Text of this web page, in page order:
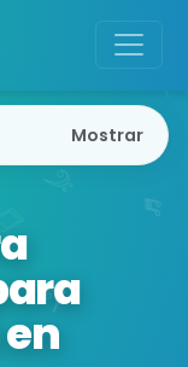
Mostrar